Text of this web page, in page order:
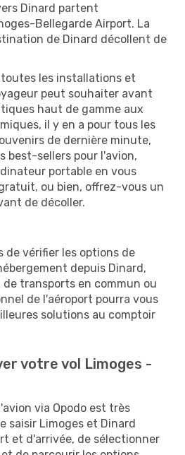
Dinard partent
Bellegarde Airport. La
de Dinard décollent de
les installations et
peut souhaiter avant
haut de gamme aux
il y en a pour tous les
de dernière minute,
best-sellers pour l'avion,
portable en vous
ou bien, offrez-vous un
de décoller.
de vérifier les options de
depuis Dinard,
de transports en commun ou
de l'aéroport pourra vous
solutions au comptoir
votre vol Limoges -
via Opodo est très
saisir Limoges et Dinard
et d'arrivée, de sélectionner